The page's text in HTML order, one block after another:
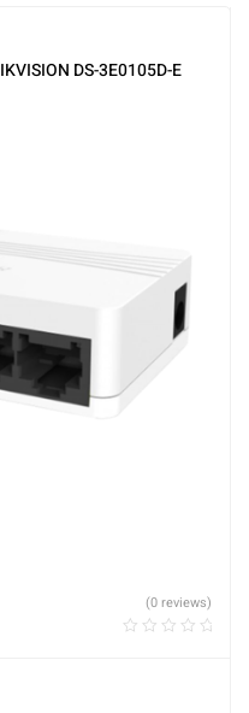
DS-3E0105D-E
(0 reviews)